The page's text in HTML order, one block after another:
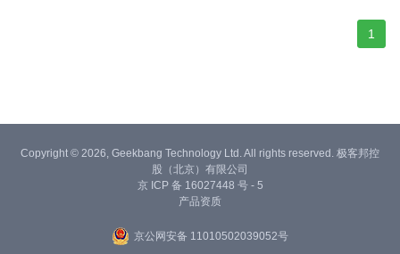
1
Copyright © 2026, Geekbang Technology Ltd. All rights reserved. 极客邦控
股（北京）有限公司
京 ICP 备 16027448 号 - 5
产品资质
京公网安备 11010502039052号